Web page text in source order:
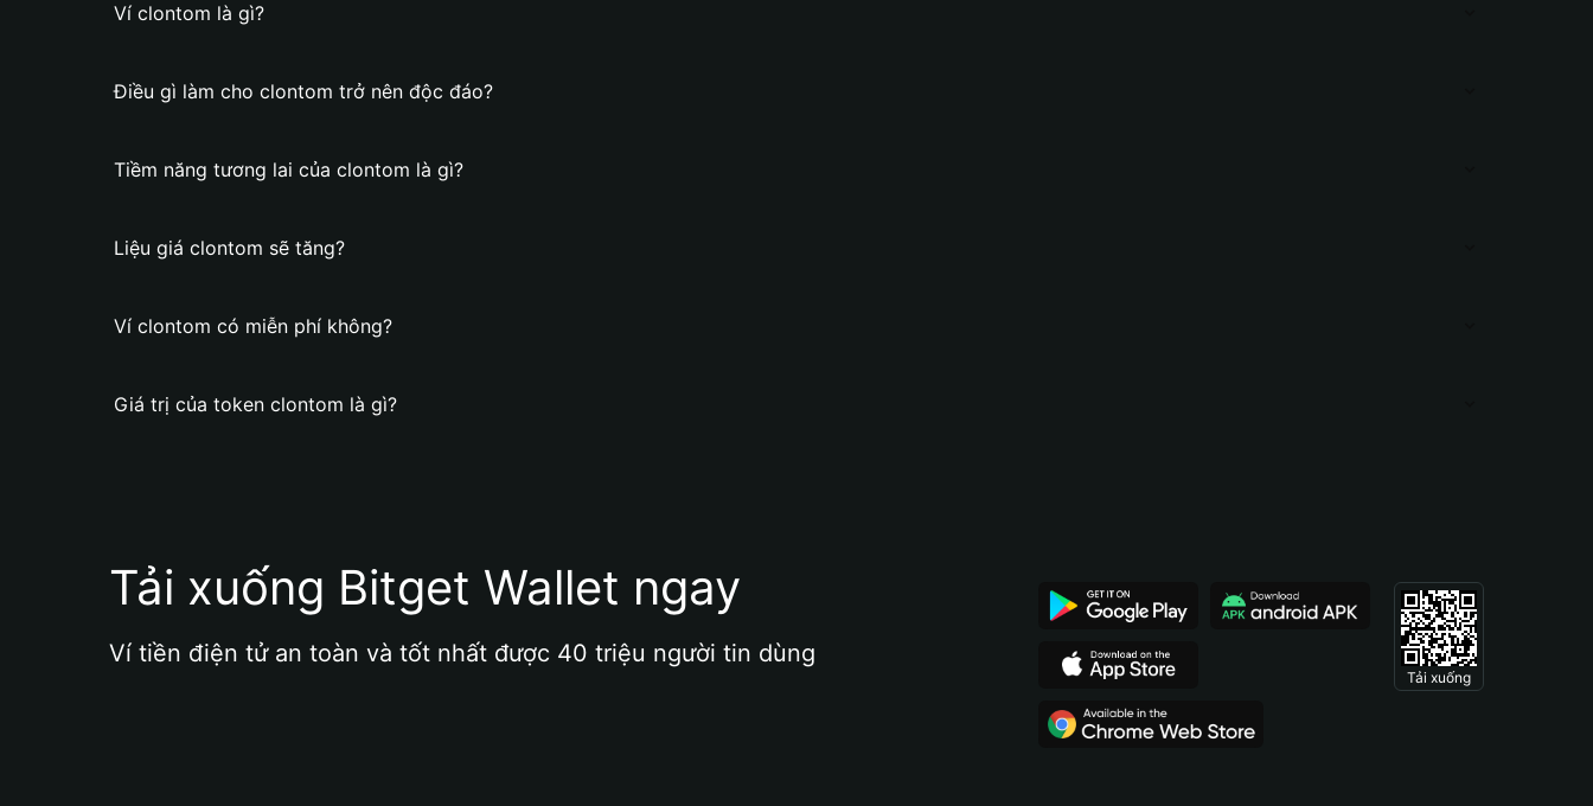
Ví clontom là gì?
Điều gì làm cho clontom trở nên độc đáo?
Tiềm năng tương lai của clontom là gì?
Liệu giá clontom sẽ tăng?
Ví clontom có miễn phí không?
Giá trị của token clontom là gì?
Tải xuống Bitget Wallet ngay
Ví tiền điện tử an toàn và tốt nhất được 40 triệu người tin dùng
Tải xuống